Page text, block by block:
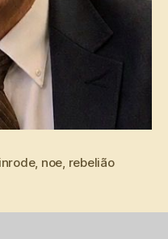
, noe, rebelião